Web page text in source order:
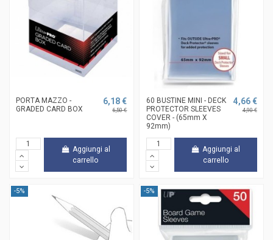
PORTA MAZZO -
GRADED CARD BOX
6,18 €
6,50 €
Aggiungi al
carrello
60 BUSTINE MINI - DECK
PROTECTOR SLEEVES
COVER - (65mm X
92mm)
4,66 €
4,90 €
Aggiungi al
carrello
-5% -5%